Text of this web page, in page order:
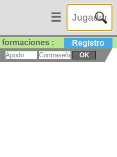
☰
: Registro
OK